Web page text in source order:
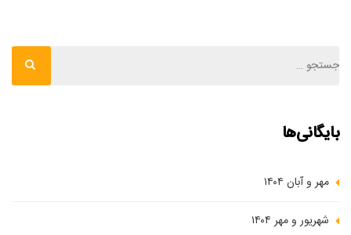
بایگانی‌ها
مهر و آبان ۱۴۰۴
شهریور و مهر ۱۴۰۴